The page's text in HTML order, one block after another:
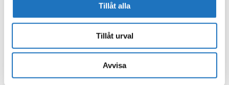
Tillåt alla
Tillåt urval
Avvisa